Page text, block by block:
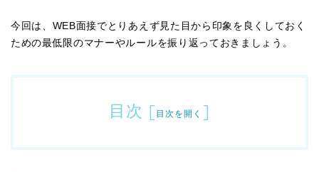
今回は、WEB面接でとりあえず見た目から印象を良くしておく
ための最低限のマナーやルールを振り返っておきましょう。
目次 [ 目次を開く ]